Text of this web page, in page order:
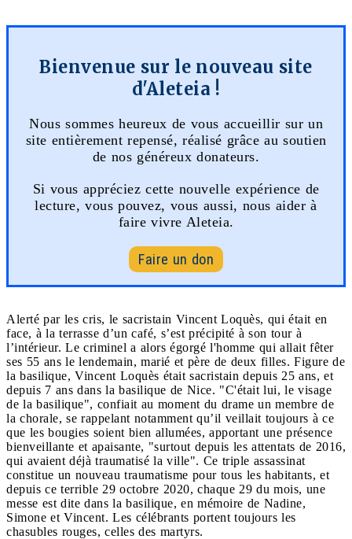
Bienvenue sur le nouveau site
d'Aleteia !
Nous sommes heureux de vous accueillir sur un
site entièrement repensé, réalisé grâce au soutien
de nos généreux donateurs.
Si vous appréciez cette nouvelle expérience de
lecture, vous pouvez, vous aussi, nous aider à
faire vivre Aleteia.
Faire un don
Alerté par les cris, le sacristain Vincent Loquès, qui était en
face, à la terrasse d’un café, s’est précipité à son tour à
l’intérieur. Le criminel a alors égorgé l'homme qui allait fêter
ses 55 ans le lendemain, marié et père de deux filles. Figure de
la basilique, Vincent Loquès était sacristain depuis 25 ans, et
depuis 7 ans dans la basilique de Nice. "C'était lui, le visage
de la basilique", confiait au moment du drame un membre de
la chorale, se rappelant notamment qu’il veillait toujours à ce
que les bougies soient bien allumées, apportant une présence
bienveillante et apaisante, "surtout depuis les attentats de 2016,
qui avaient déjà traumatisé la ville". Ce triple assassinat
constitue un nouveau traumatisme pour tous les habitants, et
depuis ce terrible 29 octobre 2020, chaque 29 du mois, une
messe est dite dans la basilique, en mémoire de Nadine,
Simone et Vincent. Les célébrants portent toujours les
chasubles rouges, celles des martyrs.